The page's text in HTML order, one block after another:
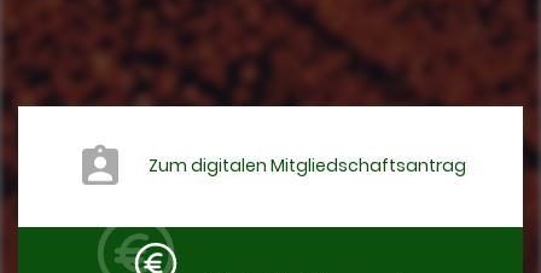
Zum digitalen Mitgliedschaftsantrag